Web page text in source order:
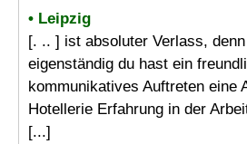
• Leipzig
[. .. ] ist absoluter Verlass,
eigenständig du hast ein
kommunikatives Auftreten eine
Hotellerie Erfahrung in der
[...]